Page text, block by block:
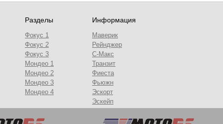
Разделы
Фокус 1
Фокус 2
Фокус 3
Мондео 1
Мондео 2
Мондео 3
Мондео 4
Информация
Маверик
Рейнджер
С-Макс
Транзит
Фиеста
Фьюжн
Эскорт
Эскейп